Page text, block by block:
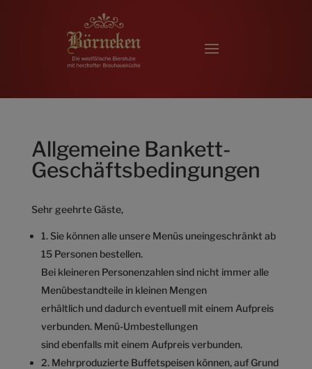
Allgemeine Bankett-
Geschäftsbedingungen
Sehr geehrte Gäste,
1. Sie können alle unsere Menüs uneingeschränkt ab
15 Personen bestellen.
Bei kleineren Personenzahlen sind nicht immer alle
Menübestandteile in kleinen Mengen
erhältlich und dadurch eventuell mit einem Aufpreis
verbunden. Menü-Umbestellungen
sind ebenfalls mit einem Aufpreis verbunden.
2. Mehrproduzierte Buffetspeisen können, auf Grund